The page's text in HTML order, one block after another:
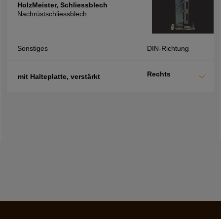
HolzMeister, Schliessblech
Nachrüstschliessblech
Sonstiges DIN-Richtung
mit Halteplatte, verstärkt Rechts